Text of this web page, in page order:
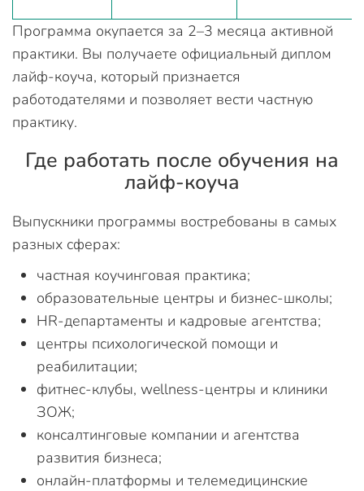
Программа окупается за 2–3 месяца активной
практики. Вы получаете официальный диплом
лайф-коуча, который признается
работодателями и позволяет вести частную
практику.
Где работать после обучения на
лайф-коуча
Выпускники программы востребованы в самых
разных сферах:
частная коучинговая практика;
образовательные центры и бизнес-школы;
HR-департаменты и кадровые агентства;
центры психологической помощи и
реабилитации;
фитнес-клубы, wellness-центры и клиники
ЗОЖ;
консалтинговые компании и агентства
развития бизнеса;
онлайн-платформы и телемедицинские